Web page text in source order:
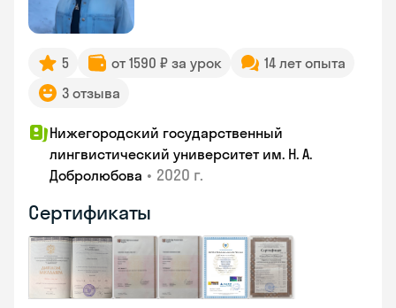
5 от 1590 ₽ за урок
14 лет опыта
3 отзыва
Нижегородский государственный
лингвистический университет им. Н. А.
Добролюбова • 2020 г.
Сертификаты